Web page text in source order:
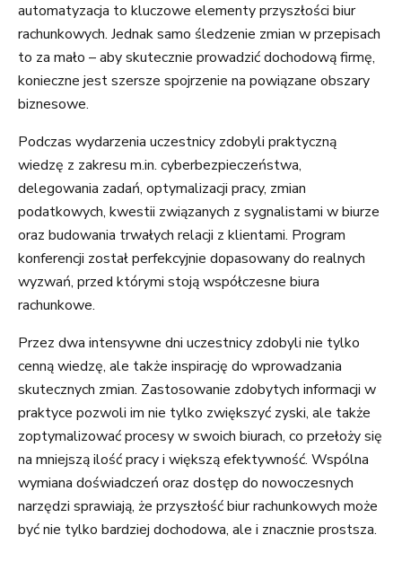
automatyzacja to kluczowe elementy przyszłości biur
rachunkowych. Jednak samo śledzenie zmian w przepisach
to za mało – aby skutecznie prowadzić dochodową firmę,
konieczne jest szersze spojrzenie na powiązane obszary
biznesowe.
Podczas wydarzenia uczestnicy zdobyli praktyczną
wiedzę z zakresu m.in. cyberbezpieczeństwa,
delegowania zadań, optymalizacji pracy, zmian
podatkowych, kwestii związanych z sygnalistami w biurze
oraz budowania trwałych relacji z klientami. Program
konferencji został perfekcyjnie dopasowany do realnych
wyzwań, przed którymi stoją współczesne biura
rachunkowe.
Przez dwa intensywne dni uczestnicy zdobyli nie tylko
cenną wiedzę, ale także inspirację do wprowadzania
skutecznych zmian. Zastosowanie zdobytych informacji w
praktyce pozwoli im nie tylko zwiększyć zyski, ale także
zoptymalizować procesy w swoich biurach, co przełoży się
na mniejszą ilość pracy i większą efektywność. Wspólna
wymiana doświadczeń oraz dostęp do nowoczesnych
narzędzi sprawiają, że przyszłość biur rachunkowych może
być nie tylko bardziej dochodowa, ale i znacznie prostsza.